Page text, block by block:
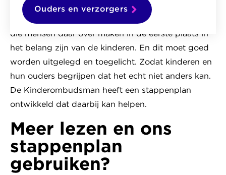
gevolgen hebben voor het contact tussen kinderen
en hun ouders. In dat geval moeten de afspraken
die mensen daar over maken in de eerste plaats in
het belang zijn van de kinderen. En dit moet goed
worden uitgelegd en toegelicht. Zodat kinderen en
hun ouders begrijpen dat het echt niet anders kan.
De Kinderombudsman heeft een stappenplan
ontwikkeld dat daarbij kan helpen.
Meer lezen en ons
stappenplan
gebruiken?
Ouders en verzorgers